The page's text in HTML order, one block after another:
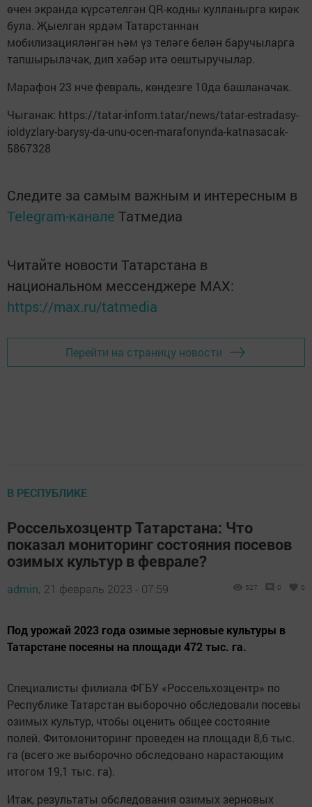
өчен экранда күрсәтелгән QR-кодны кулланырга кирәк
була. Җыелган ярдәм Татарстаннан
мобилизацияләнгән һәм үз теләге белән баручыларга
тапшырылачак, дип хәбәр итә оештыручылар.
Марафон 23 нче февраль, көндезге 10да башланачак.
Чыганак: https://tatar-inform.tatar/news/tatar-estradasy-
ioldyzlary-barysy-da-unu-ocen-marafonynda-katnasacak-
5867328
Следите за самым важным и интересным в
Telegram-канале Татмедиа
Читайте новости Татарстана в
национальном мессенджере MАХ:
https://max.ru/tatmedia
Перейти на страницу новости
В РЕСПУБЛИКЕ
Россельхозцентр Татарстана: Что
показал мониторинг состояния посевов
озимых культур в феврале?
admin, 21 февраль 2023 - 07:59 527 0 0
Под урожай 2023 года озимые зерновые культуры в
Татарстане посеяны на площади 472 тыс. га.
Специалисты филиала ФГБУ «Россельхозцентр» по
Республике Татарстан выборочно обследовали посевы
озимых культур, чтобы оценить общее состояние
полей. Фитомониторинг проведен на площади 8,6 тыс.
га (всего же выборочно обследовано нарастающим
итогом 19,1 тыс. га).
Итак, результаты обследования озимых зерновых